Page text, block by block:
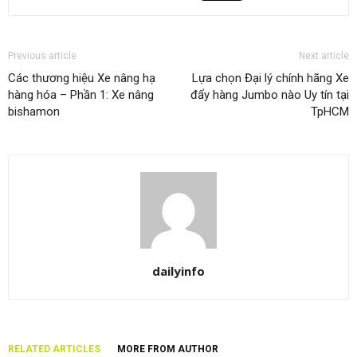
Previous article
Các thương hiệu Xe nâng hạ
hàng hóa – Phần 1: Xe nâng
bishamon
Next article
Lựa chọn Đại lý chính hãng Xe
đẩy hàng Jumbo nào Uy tín tại
TpHCM
dailyinfo
RELATED ARTICLES MORE FROM AUTHOR